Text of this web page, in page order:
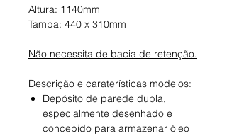
Altura: 1140mm
Tampa: 440 x 310mm
Não necessita de bacia de retenção.
Descrição e caraterísticas modelos:
Depósito de parede dupla,
especialmente desenhado e
concebido para armazenar óleo